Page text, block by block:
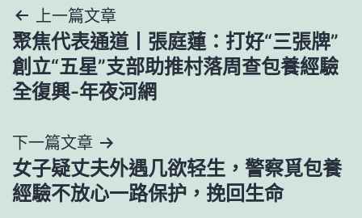
文
章
導
覽
上一篇文章
聚焦代表通道丨張庭蓮：打好“三張牌”
創立“五星”支部助推村落周查包養經驗
全復興-年夜河網
下一篇文章
女子疑丈夫外遇几欲轻生，警察覓包養
經驗不放心一路保护，挽回生命